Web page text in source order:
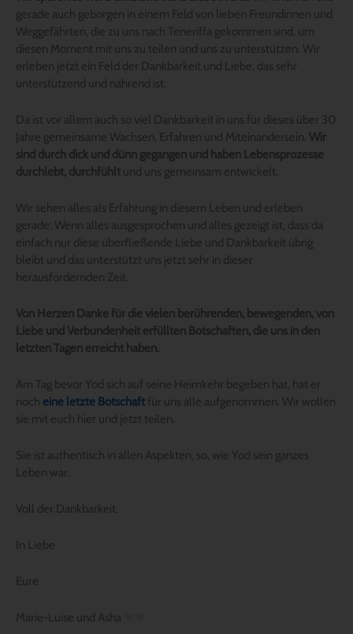
gerade auch geborgen in einem Feld von lieben Freundinnen und
Weggefährten, die zu uns nach Teneriffa gekommen sind, um
diesen Moment mit uns zu teilen und uns zu unterstützen. Wir
erleben jetzt ein Feld der Dankbarkeit und Liebe, das sehr
unterstützend und nährend ist.
Da ist vor allem auch so viel Dankbarkeit in uns für dieses über 30
Jahre gemeinsame Wachsen, Erfahren und Miteinandersein. Wir
sind durch dick und dünn gegangen und haben Lebensprozesse
durchlebt, durchfühlt und uns gemeinsam entwickelt.
Wir sehen alles als Erfahrung in diesem Leben und erleben
gerade: Wenn alles ausgesprochen und alles gezeigt ist, dass da
einfach nur diese überfließende Liebe und Dankbarkeit übrig
bleibt und das unterstützt uns jetzt sehr in dieser
herausfordernden Zeit.
Von Herzen Danke für die vielen berührenden, bewegenden, von
Liebe und Verbundenheit erfüllten Botschaften, die uns in den
letzten Tagen erreicht haben.
Am Tag bevor Yod sich auf seine Heimkehr begeben hat, hat er
noch eine letzte Botschaft für uns alle aufgenommen. Wir wollen
sie mit euch hier und jetzt teilen.
Sie ist authentisch in allen Aspekten, so, wie Yod sein ganzes
Leben war.
Voll der Dankbarkeit.
In Liebe
Eure
Marie-Luise und Asha